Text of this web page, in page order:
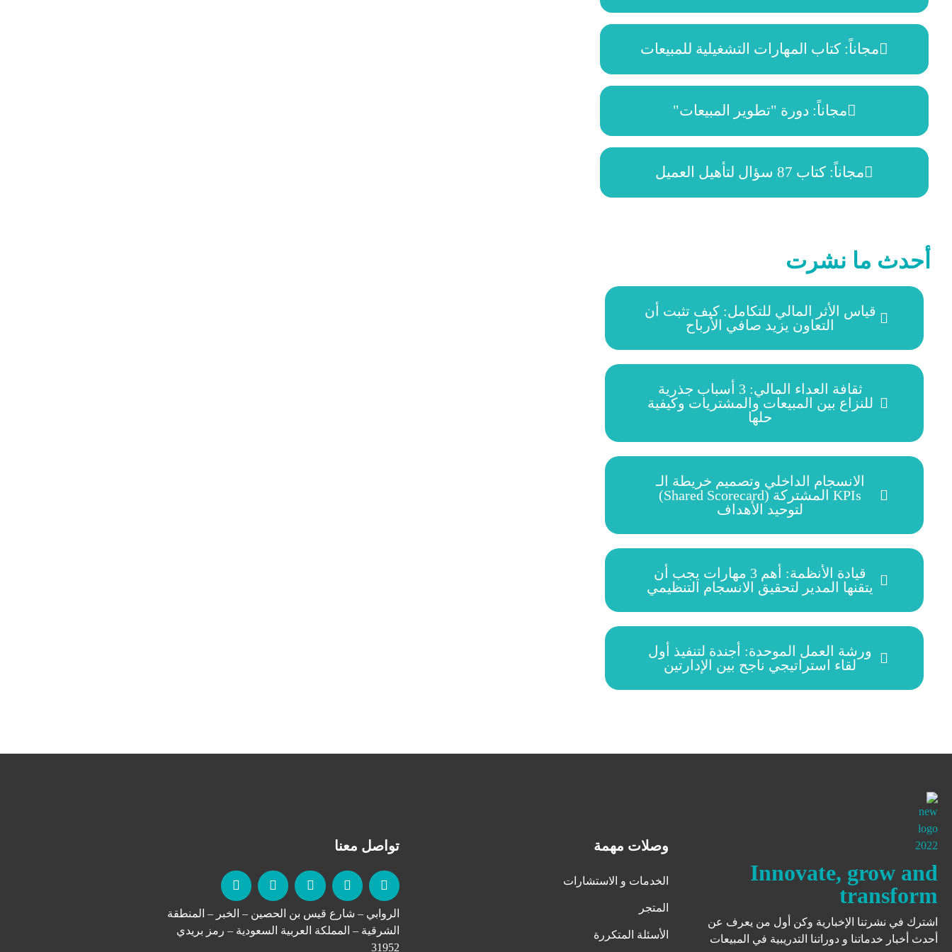
مجاناً: كتاب المهارات التشغيلية للمبيعات
مجاناً: دورة "تطوير المبيعات"
مجاناً: كتاب 87 سؤال لتأهيل العميل
أحدث ما نشرت
قياس الأثر المالي للتكامل: كيف تثبت أن
التعاون يزيد صافي الأرباح
ثقافة العداء المالي: 3 أسباب جذرية
للنزاع بين المبيعات والمشتريات وكيفية
حلها
الانسجام الداخلي وتصميم خريطة الـ
KPIs المشتركة (Shared Scorecard)
لتوحيد الأهداف
قيادة الأنظمة: أهم 3 مهارات يجب أن
يتقنها المدير لتحقيق الانسجام التنظيمي
ورشة العمل الموحدة: أجندة لتنفيذ أول
لقاء استراتيجي ناجح بين الإدارتين
Innovate, grow and
transform
اشترك في نشرتنا الإخبارية وكن أول من يعرف عن
أحدث أخبار خدماتنا و دوراتنا التدريبية في المبيعات
وصلات مهمة
الخدمات و الاستشارات
المتجر
الأسئلة المتكررة
تواصل معنا
الروابي – شارع قيس بن الحصين – الخبر – المنطقة
الشرقية – المملكة العربية السعودية – رمز بريدي
31952